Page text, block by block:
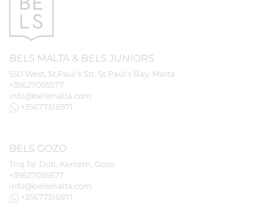
BELS MALTA & BELS JUNIORS
550 West, St.Paul's Str, St.Paul's Bay, Malta
+35627055577
info@belsmalta.com
+35677516971
BELS GOZO
Triq Ta' Doti, Kerċem, Gozo
+35627055577
info@belsmalta.com
+35677516971